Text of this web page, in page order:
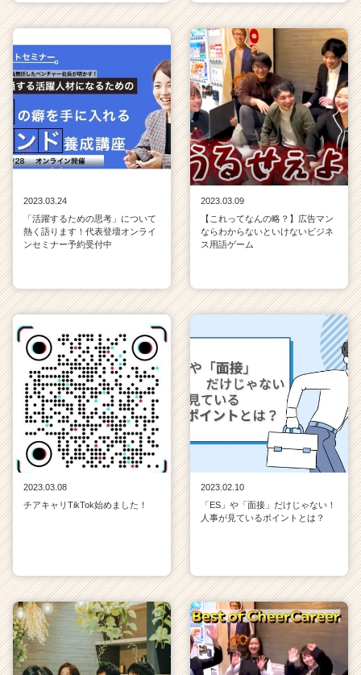
2023.03.24
「活躍するための思考」について
熱く語ります！代表登壇オンライ
ンセミナー予約受付中
2023.03.09
【これってなんの略？】広告マン
ならわからないといけないビジネ
ス用語ゲーム
2023.03.08
チアキャリTikTok始めました！
2023.02.10
「ES」や「面接」だけじゃない！
人事が見ているポイントとは？